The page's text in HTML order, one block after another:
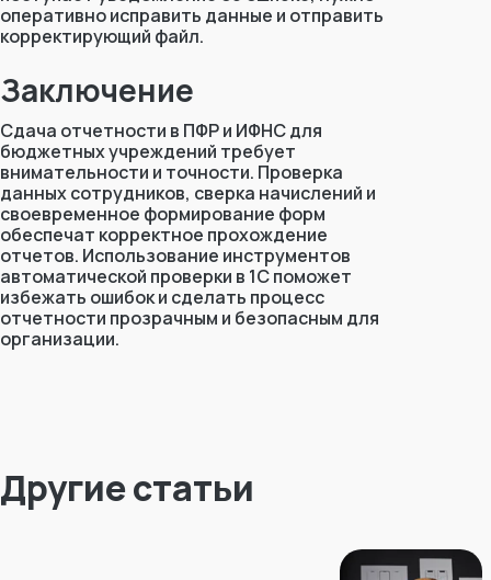
оперативно исправить данные и отправить
корректирующий файл.
Заключение
Сдача отчетности в ПФР и ИФНС для
бюджетных учреждений требует
внимательности и точности. Проверка
данных сотрудников, сверка начислений и
своевременное формирование форм
обеспечат корректное прохождение
отчетов. Использование инструментов
автоматической проверки в 1С поможет
избежать ошибок и сделать процесс
отчетности прозрачным и безопасным для
организации.
Другие статьи